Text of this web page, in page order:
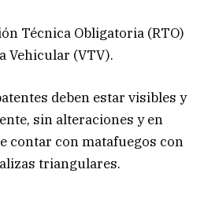
Técnica Obligatoria (RTO)
Vehicular (VTV).
deben estar visibles y
sin alteraciones y en
contar con matafuegos con
triangulares.